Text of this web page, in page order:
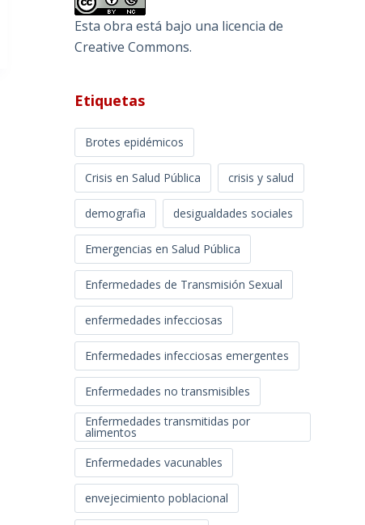
Esta obra está bajo una licencia de
Creative Commons.
Etiquetas
Brotes epidémicos
Crisis en Salud Pública crisis y salud
demografia desigualdades sociales
Emergencias en Salud Pública
Enfermedades de Transmisión Sexual
enfermedades infecciosas
Enfermedades infecciosas emergentes
Enfermedades no transmisibles
Enfermedades transmitidas por
alimentos
Enfermedades vacunables
envejecimiento poblacional